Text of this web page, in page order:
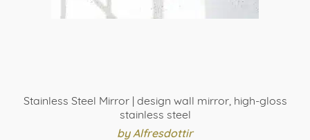
Stainless Steel Mirror | design wall mirror, high-gloss
stainless steel
by Alfresdottir